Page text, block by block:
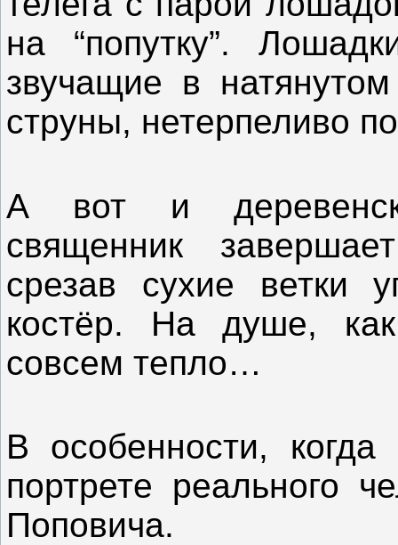
на “попутку”.
звучащие в
струны, нетерпеливо
А вот и
священник
срезав сухие ветки
костёр. На душе,
совсем тепло…
В особенности,
портрете реального
Поповича.